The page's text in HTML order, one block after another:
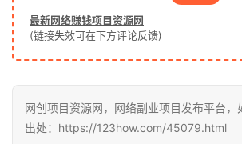
中
创
最新网络赚钱项目资源网
(链接失效可在下方评论反馈)
网创项目资源网，网络副业项目发布平台，
出处：https://123how.com/45079.html